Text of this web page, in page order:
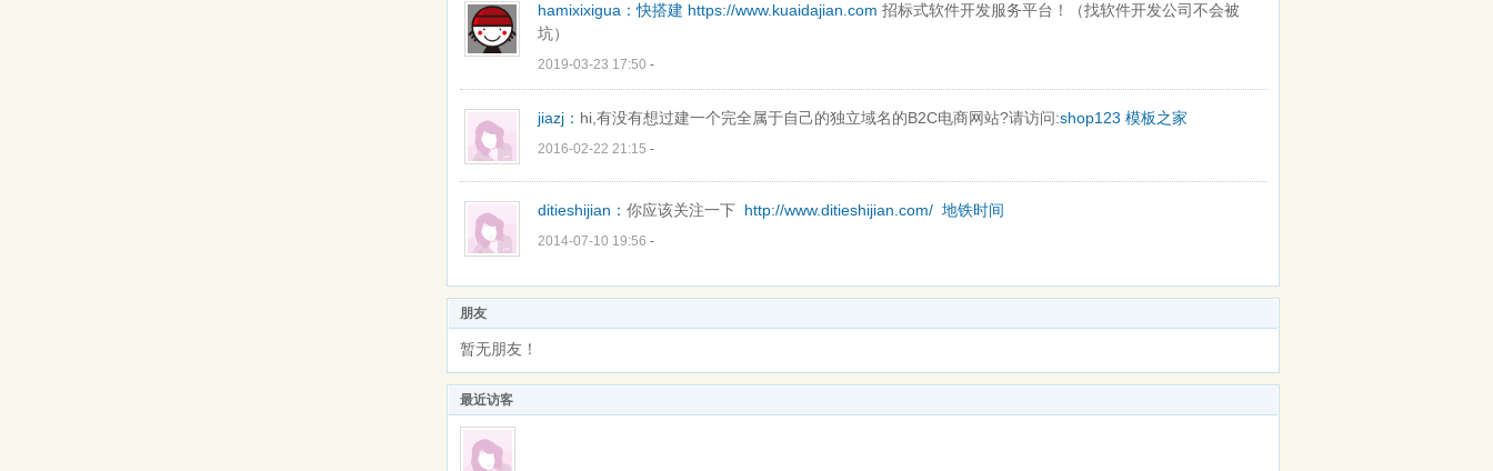
hamixixigua：快搭建 https://www.kuaidajian.com 招标式软件开发服务平台！（找软件开发公司不会被
坑）
2019-03-23 17:50 -
jiazj： hi,有没有想过建一个完全属于自己的独立域名的B2C电商网站?请访问:shop123 模板之家
2016-02-22 21:15 -
ditieshijian： 你应该关注一下 http://www.ditieshijian.com/ 地铁时间
2014-07-10 19:56 -
朋友
暂无朋友！
最近访客